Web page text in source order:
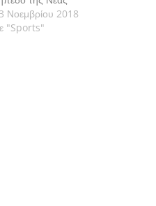
το Διεθνές
Τζούντο
Νοεμβρίου 2018
"Sports"